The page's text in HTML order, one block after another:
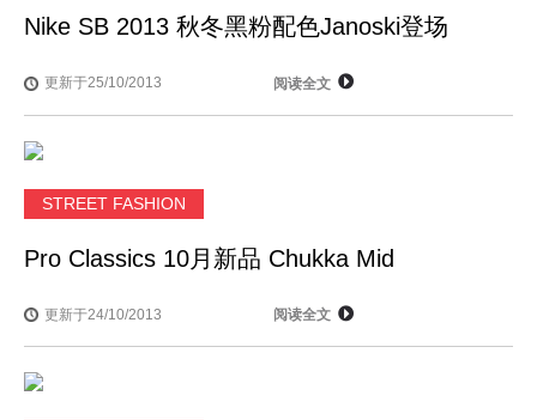
Nike SB 2013 秋冬黑粉配色Janoski登场
更新于25/10/2013 阅读全文
STREET FASHION
Pro Classics 10月新品 Chukka Mid
更新于24/10/2013 阅读全文